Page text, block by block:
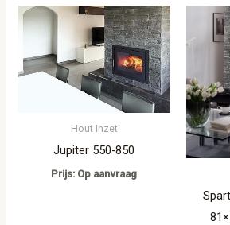
Hout Inzet
Jupiter 550-850
Prijs: Op aanvraag